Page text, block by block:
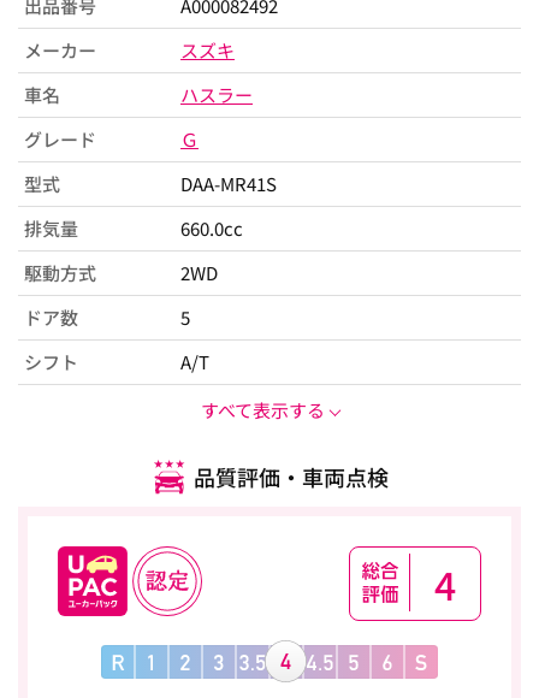
出品番号
A000082492
メーカー
スズキ
車名
ハスラー
グレード
Ｇ
型式
DAA-MR41S
排気量
660.0cc
駆動方式
2WD
ドア数
5
シフト
A/T
すべて表示する
品質評価・車両点検
4